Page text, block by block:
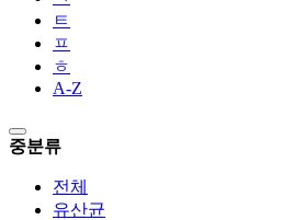
ㅌ
ㅍ
ㅎ
A-Z
중분류
전체
유산균